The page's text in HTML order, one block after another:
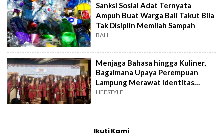
Sanksi Sosial Adat Ternyata
Ampuh Buat Warga Bali Takut Bila
Tak Disiplin Memilah Sampah
BALI
Menjaga Bahasa hingga Kuliner,
Bagaimana Upaya Perempuan
Lampung Merawat Identitas
Budaya?
LIFESTYLE
Ikuti Kami